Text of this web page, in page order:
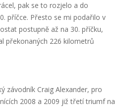
pak se to rozjelo a do
příčce. Přesto se mi podařilo v
postupně až na 30. příčku,
překonaných 226 kilometrů
závodník Craig Alexander, pro
2008 a 2009 již třetí triumf na